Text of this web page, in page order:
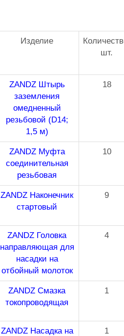
Изделие
шт.
ZANDZ Штырь
заземления
омедненный
резьбовой (D14;
1,5 м)
18
ZANDZ Муфта
соединительная
резьбовая
10
ZANDZ Наконечник
стартовый
9
ZANDZ Головка
направляющая для
насадки на
отбойный молоток
4
ZANDZ Смазка
токопроводящая
1
ZANDZ Насадка на 1